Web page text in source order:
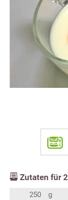
Zutaten für 2
250 g